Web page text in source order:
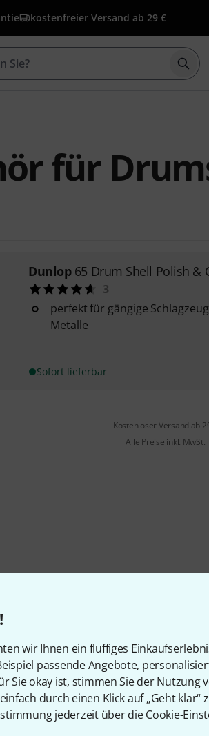
wir Ihnen ein fluffiges
passende Angebote,
Sie okay ist, stimmen Sie der Nutzung
durch einen Klick auf „Geht klar“
jederzeit über die Cookie-
kostenfreier Versand ab 29 €
für
Dunlop 65 Drum Shell Polish &
3
perfekt für gängige
Metalle
Sofort lieferbar
Kostenloser Versand ab
Alle Preise inkl. MwSt.
was Sie sehen?
Hilfe & Feedback